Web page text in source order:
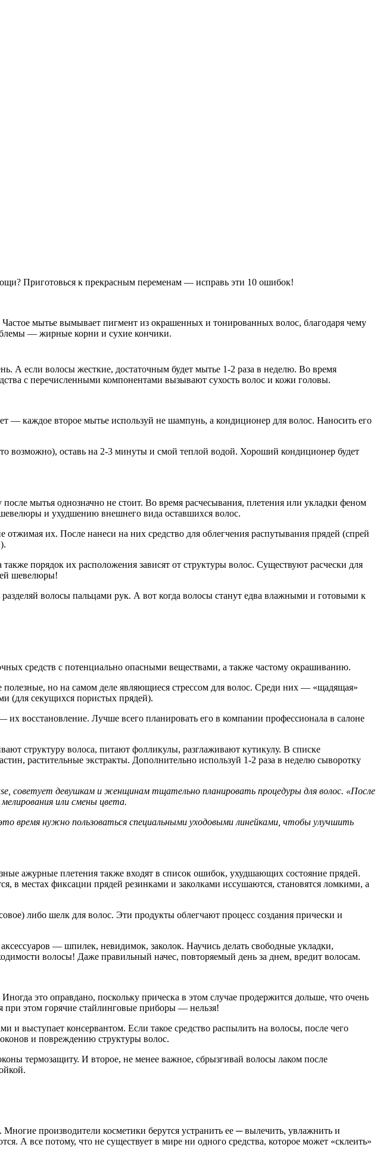
Приготовься к прекрасным переменам — исправь эти 10 ошибок!
мытье вымывает пигмент из окрашенных и тонированных волос, благодаря чему
— жирные корни и сухие кончики.
А если волосы жесткие, достаточным будет мытье 1-2 раза в неделю. Во время
с перечисленными компонентами вызывают сухость волос и кожи головы.
— каждое второе мытье используй не шампунь, а кондиционер для волос. Наносить его
возможно), оставь на 2-3 минуты и смой теплой водой. Хороший кондиционер будет
мытья однозначно не стоит. Во время расчесывания, плетения или укладки феном
и ухудшению внешнего вида оставшихся волос.
их. После нанеси на них средство для облегчения распутывания прядей (спрей
порядок их расположения зависят от структуры волос. Существуют расчески для
шевелюры!
волосы пальцами рук. А вот когда волосы станут едва влажными и готовыми к
средств с потенциально опасными веществами, а также частому окрашиванию.
но на самом деле являющиеся стрессом для волос. Среди них — «щадящая»
(для секущихся пористых прядей).
восстановление. Лучше всего планировать его в компании профессионала в салоне
структуру волоса, питают фолликулы, разглаживают кутикулу. В списке
растительные экстракты. Дополнительно используй 1-2 раза в неделю сыворотку
советует девушкам и женщинам тщательно планировать процедуры для волос. «После
или смены цвета.
время нужно пользоваться специальными уходовыми линейками, чтобы улучшить
ажурные плетения также входят в список ошибок, ухудшающих состояние прядей.
в местах фиксации прядей резинками и заколками иссушаются, становятся ломкими, а
либо шелк для волос. Эти продукты облегчают процесс создания прически и
— шпилек, невидимок, заколок. Научись делать свободные укладки,
волосы! Даже правильный начес, повторяемый день за днем, вредит волосам.
это оправдано, поскольку прическа в этом случае продержится дольше, что очень
при этом горячие стайлинговые приборы — нельзя!
и выступает консервантом. Если такое средство распылить на волосы, после чего
и повреждению структуры волос.
термозащиту. И второе, не менее важное, сбрызгивай волосы лаком после
производители косметики берутся устранить ее ─ вылечить, увлажнить и
А все потому, что не существует в мире ни одного средства, которое может «склеить»